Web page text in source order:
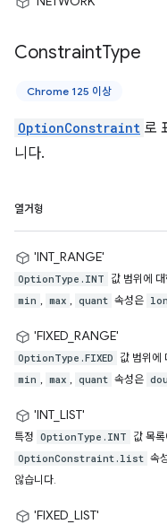
ConstraintType
Chrome 125 이상
OptionConstraint 로
니다.
열거형
'INT_RANGE'
OptionType.INT 값 범위에
min , max , quant 속성은
'FIXED_RANGE'
OptionType.FIXED 값 범위에
min , max , quant 속성은
'INT_LIST'
특정 OptionType.INT 값 목
OptionConstraint.list 속
않습니다.
'FIXED_LIST'